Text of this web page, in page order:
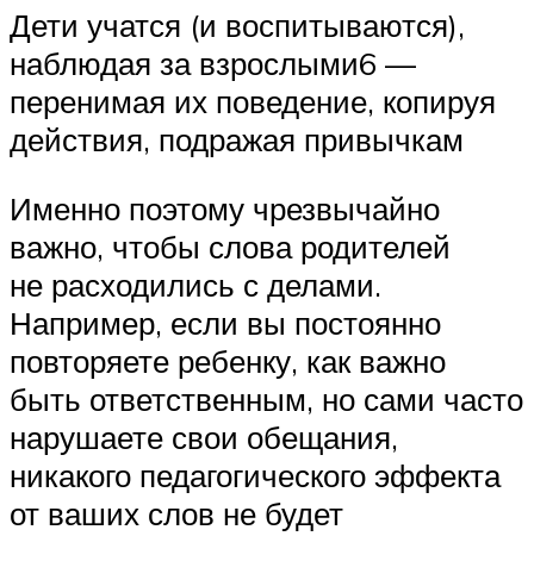
Дети учатся (и воспитываются),
наблюдая за взрослыми6 —
перенимая их поведение, копируя
действия, подражая привычкам
Именно поэтому чрезвычайно
важно, чтобы слова родителей
не расходились с делами.
Например, если вы постоянно
повторяете ребенку, как важно
быть ответственным, но сами часто
нарушаете свои обещания,
никакого педагогического эффекта
от ваших слов не будет